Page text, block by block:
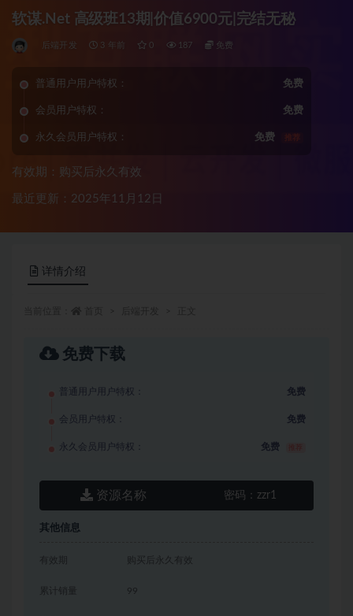
软谋.Net 高级班13期|价值6900元|完结无秘
后端开发 3 年前 0 187 免费
普通用户用户特权： 免费
会员用户特权： 免费
永久会员用户特权： 免费 推荐
有效期：购买后永久有效
最近更新：2025年11月12日
详情介绍
免费下载
普通用户用户特权： 免费
会员用户特权： 免费
永久会员用户特权： 免费
资源名称 密码： zzr1
其他信息
有效期 购买后永久有效
累计销量 99